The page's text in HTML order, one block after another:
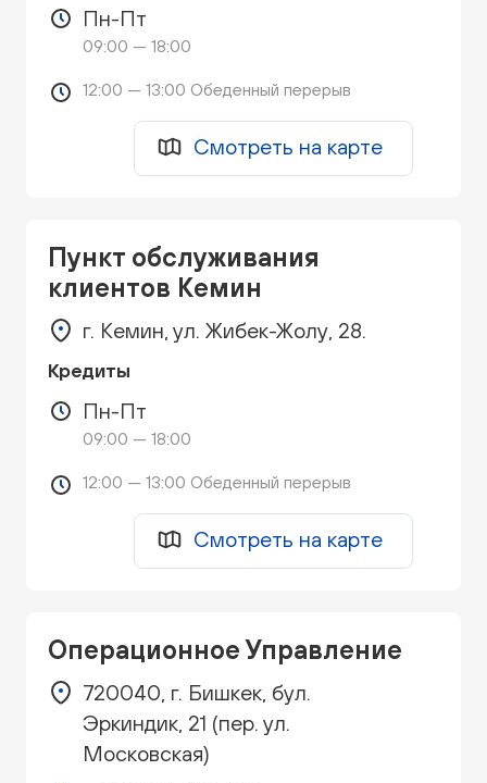
Пн-Пт
09:00 — 18:00
12:00 — 13:00 Обеденный перерыв
Смотреть на карте
Пункт обслуживания
клиентов Кемин
г. Кемин, ул. Жибек-Жолу, 28.
Кредиты
Пн-Пт
09:00 — 18:00
12:00 — 13:00 Обеденный перерыв
Смотреть на карте
Операционное Управление
720040, г. Бишкек, бул.
Эркиндик, 21 (пер. ул.
Московская)